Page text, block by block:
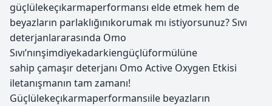
güçlülekeçıkarmaperformansı elde etmek hem de
beyazların parlaklığınıkorumak mı istiyorsunuz? Sıvı
deterjanlararasında Omo
Sıvı’nınşimdiyekadarkiengüçlüformülüne
sahip çamaşır deterjanı Omo Active Oxygen Etkisi
iletanışmanın tam zamanı!
Güçlülekeçıkarmaperformansıile beyazların